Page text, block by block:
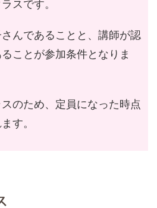
スです。
んであることと、講師が認
ことが参加条件となりま
のため、定員になった時点
す。